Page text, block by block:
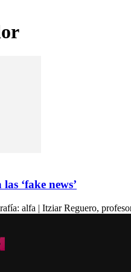
‘fake news’
alfa | Itziar Reguero,